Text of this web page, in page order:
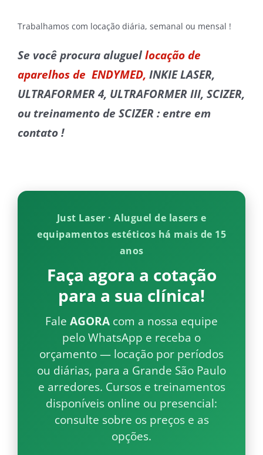
Trabalhamos com locação diária, semanal ou mensal !
Se você procura aluguel locação de
aparelhos de ENDYMED, INKIE LASER,
ULTRAFORMER 4, ULTRAFORMER III, SCIZER,
ou treinamento de SCIZER : entre em
contato !
Just Laser · Aluguel de lasers e
equipamentos estéticos há mais de 15
anos
Faça agora a cotação
para a sua clínica!
Fale AGORA com a nossa equipe
pelo WhatsApp e receba o
orçamento — locação por períodos
ou diárias, para a Grande São Paulo
e arredores. Cursos e treinamentos
disponíveis online ou presencial:
consulte sobre os preços e as
opções.